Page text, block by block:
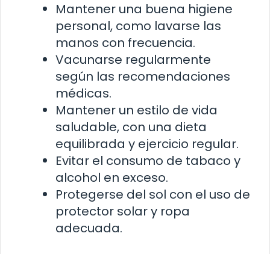
Mantener una buena higiene
personal, como lavarse las
manos con frecuencia.
Vacunarse regularmente
según las recomendaciones
médicas.
Mantener un estilo de vida
saludable, con una dieta
equilibrada y ejercicio regular.
Evitar el consumo de tabaco y
alcohol en exceso.
Protegerse del sol con el uso de
protector solar y ropa
adecuada.